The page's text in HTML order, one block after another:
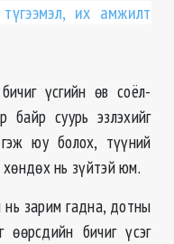
их амжилт
үсгийн өв соёл-
байр суурь эзлэхийг
юу болох, түүний
хөндөх нь зүйтэй юм.
нь зарим гадна, дотны
өөрсдийн бичиг үсэг